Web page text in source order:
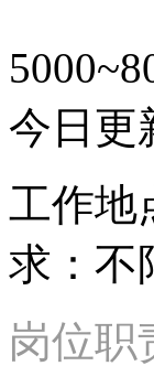
今日更
工作地
求：不
岗位职